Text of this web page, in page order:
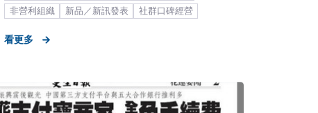
非營利組織
新品／新訊發表
社群口碑經營
看更多